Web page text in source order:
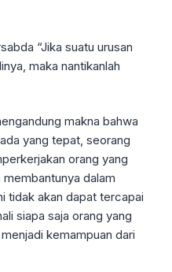
“Jika suatu urusan
maka nantikanlah
makna bahwa
yang tepat, seorang
orang yang
dalam
tidak akan dapat tercapai
siapa saja orang yang
kemampuan dari